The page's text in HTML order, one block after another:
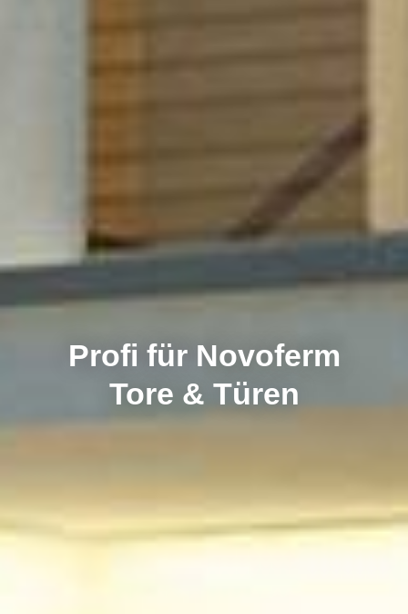
Profi für Novoferm
Tore & Türen